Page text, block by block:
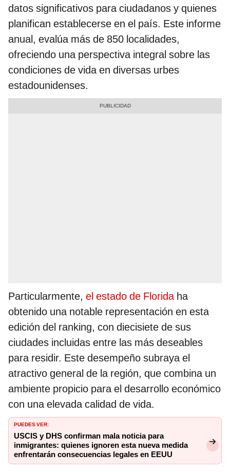
datos significativos para ciudadanos y quienes
planifican establecerse en el país. Este informe
anual, evalúa más de 850 localidades,
ofreciendo una perspectiva integral sobre las
condiciones de vida en diversas urbes
estadounidenses.
Particularmente, el estado de Floridaha
obtenido una notable representación en esta
edición del ranking, con diecisiete de sus
ciudades incluidas entre las más deseables
para residir. Este desempeño subraya el
atractivo general de la región, que combina un
ambiente propicio para el desarrollo económico
con una elevada calidad de vida.
PUEDES VER:
USCIS y DHS confirman mala noticia para
inmigrantes: quienes ignoren esta nueva medida
enfrentarán consecuencias legales en EEUU